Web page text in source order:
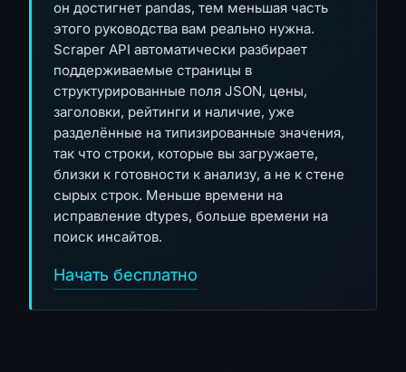
он достигнет pandas, тем меньшая часть
этого руководства вам реально нужна.
Scraper API автоматически разбирает
поддерживаемые страницы в
структурированные поля JSON, цены,
заголовки, рейтинги и наличие, уже
разделённые на типизированные значения,
так что строки, которые вы загружаете,
близки к готовности к анализу, а не к стене
сырых строк. Меньше времени на
исправление dtypes, больше времени на
поиск инсайтов.
Начать бесплатно